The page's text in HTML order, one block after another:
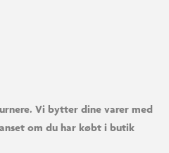
Vi bytter dine varer med
om du har købt i butik